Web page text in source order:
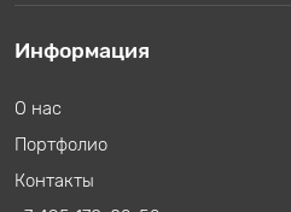
Информация
О нас
Портфолио
Контакты